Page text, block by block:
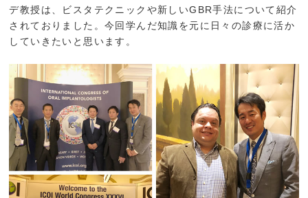
デ教授は、ビスタテクニックや新しいGBR手法について紹介
されておりました。今回学んだ知識を元に日々の診療に活か
していきたいと思います。